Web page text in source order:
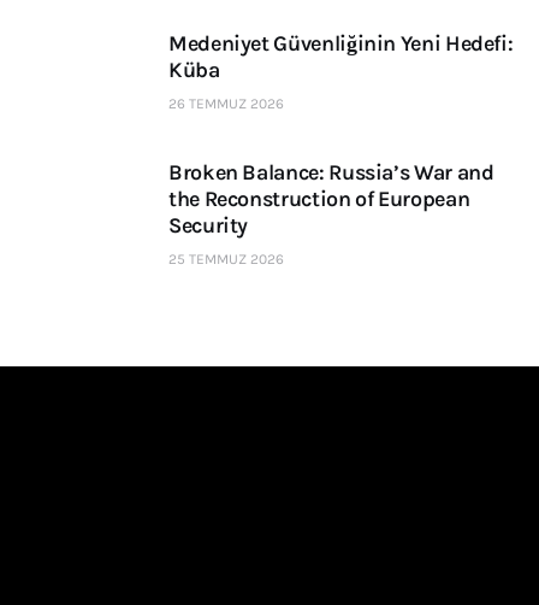
Medeniyet Güvenliğinin Yeni Hedefi:
Küba
26 TEMMUZ 2026
Broken Balance: Russia’s War and
the Reconstruction of European
Security
25 TEMMUZ 2026